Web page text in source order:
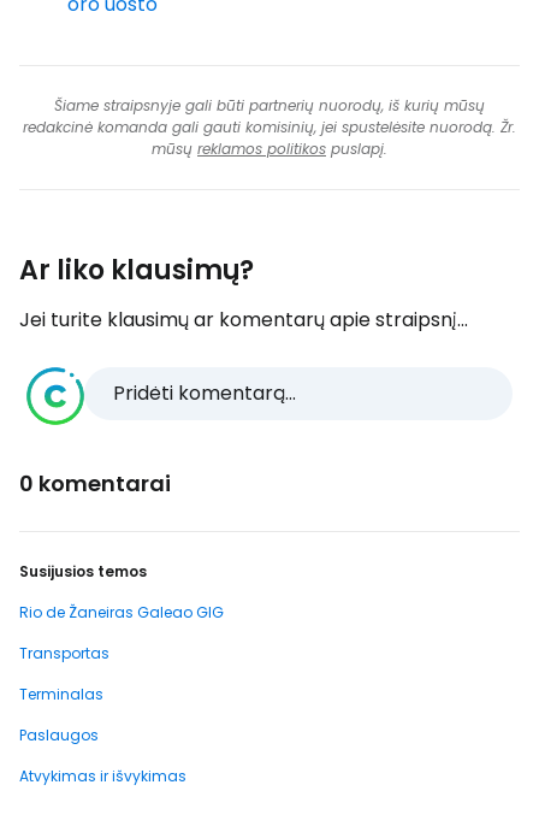
Šiame straipsnyje gali būti partnerių nuorodų, iš kurių mūsų
redakcinė komanda gali gauti komisinių, jei spustelėsite nuorodą. Žr.
mūsų reklamos politikos puslapį.
Ar liko klausimų?
Jei turite klausimų ar komentarų apie straipsnį...
Pridėti komentarą...
0 komentarai
Susijusios temos
Rio de Žaneiras Galeao GIG
Transportas
Terminalas
Paslaugos
Atvykimas ir išvykimas